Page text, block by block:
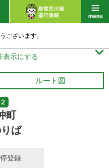
ございます。
表示にする 
ルート図
町
ば
登録